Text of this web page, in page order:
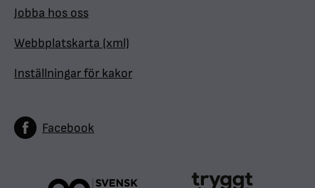
Jobba hos oss
Webbplatskarta (xml)
Inställningar för kakor
Facebook